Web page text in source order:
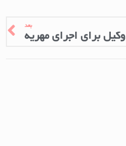
بعد
وکیل برای اجرای مهریه